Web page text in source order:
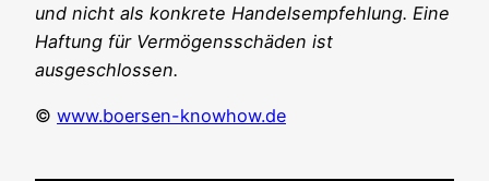
und nicht als kon­kre­te Han­dels­emp­feh­lung. Eine
Haf­tung für Ver­mö­gens­schä­den ist
ausgeschlossen.
© www.boersen-knowhow.de